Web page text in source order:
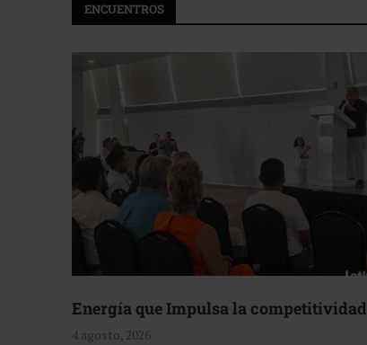
ENCUENTROS
Energía que Impulsa la competitividad
4 agosto, 2026